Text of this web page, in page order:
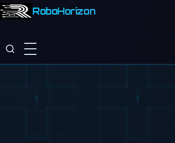
RoboHorizon